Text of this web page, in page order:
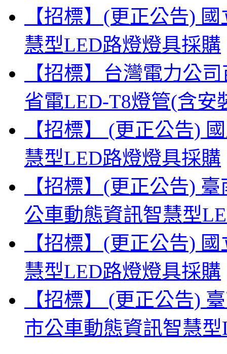
【招標】(更正公告)
慧型LED路燈燈具採購
【招標】台灣電力公
省電LED-T8燈管(含
【招標】 (更正公告)
慧型LED路燈燈具採購
【招標】(更正公告)
公車動態資訊智慧型
【招標】(更正公告)
慧型LED路燈燈具採購
【招標】 (更正公告)
市公車動態資訊智慧